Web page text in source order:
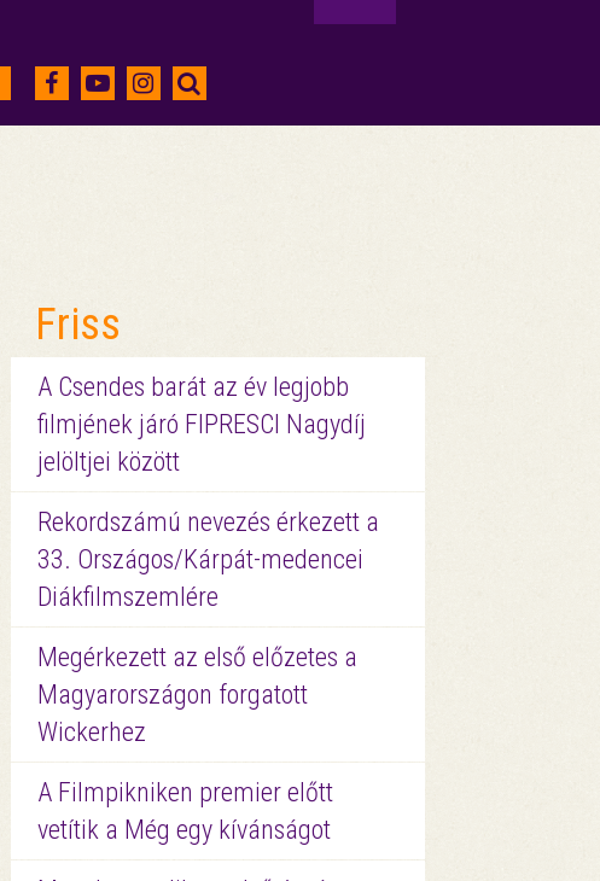
Friss
A Csendes barát az év legjobb
filmjének járó FIPRESCI Nagydíj
jelöltjei között
Rekordszámú nevezés érkezett a
33. Országos/Kárpát-medencei
Diákfilmszemlére
Megérkezett az első előzetes a
Magyarországon forgatott
Wickerhez
A Filmpikniken premier előtt
vetítik a Még egy kívánságot